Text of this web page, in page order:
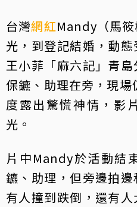
台灣網紅Mandy（馬
光，到登記結婚，動
王小菲「麻六記」青
保鑣、助理在旁，現
度露出驚慌神情，影
光。
片中Mandy於活動結
鑣、助理，但旁邊拍
有人撞到跌倒，還有